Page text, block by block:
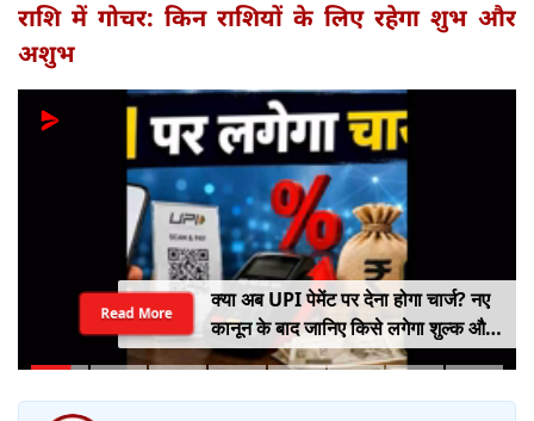
राशि में गोचर: किन राशियों के लिए रहेगा शुभ और
अशुभ
क्या अब UPI पेमेंट पर देना होगा चार्ज? नए
कानून के बाद जानिए किसे लगेगा शुल्क और
किसे नहीं
Read More